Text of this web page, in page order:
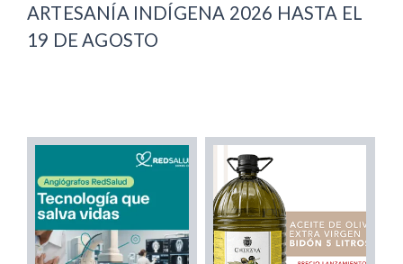
ARTESANÍA INDÍGENA 2026 HASTA EL
19 DE AGOSTO